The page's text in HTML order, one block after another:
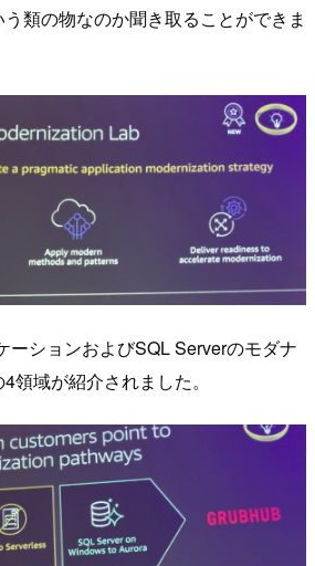
類の物なのか聞き取ることができま
ーションおよびSQL Serverのモダナ
領域が紹介されました。